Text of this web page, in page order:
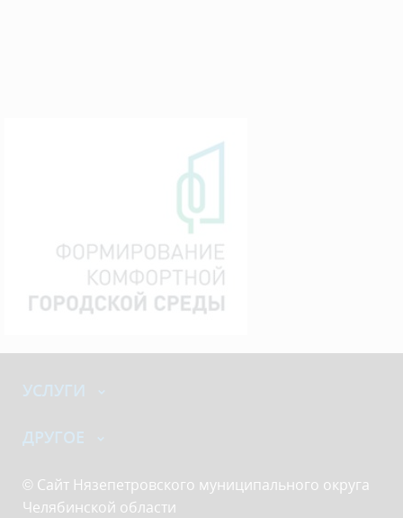
УСЛУГИ
ДРУГОЕ
© Сайт Нязепетровского муниципального округа
Челябинской области